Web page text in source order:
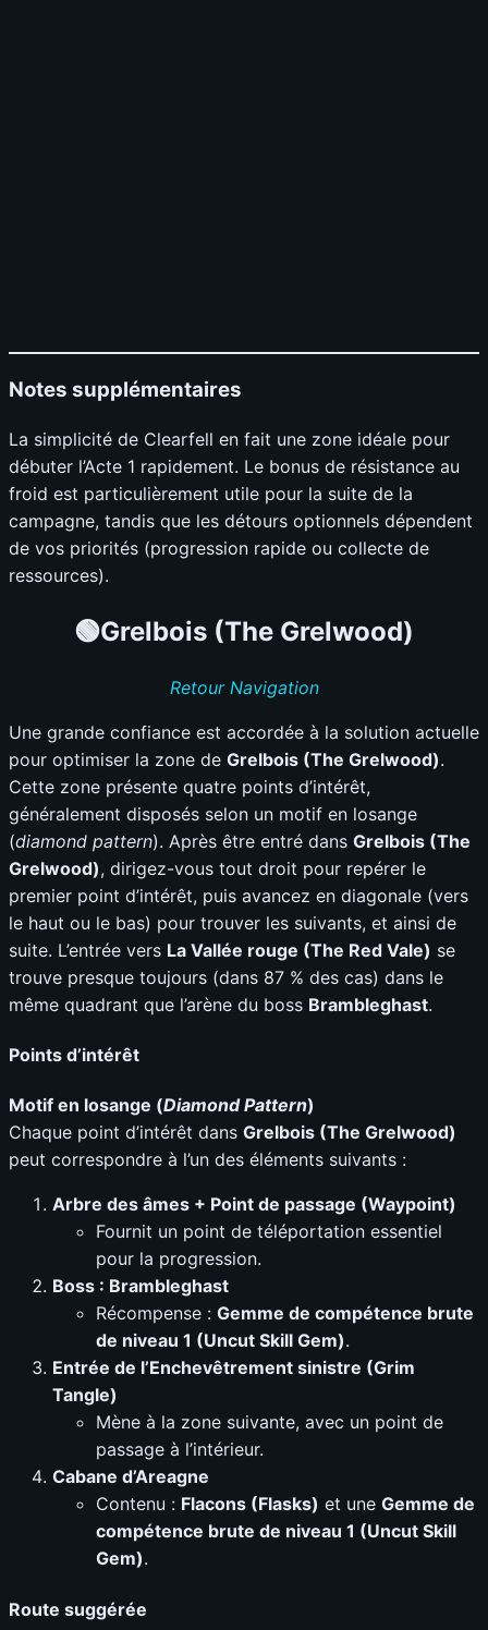
Notes supplémentaires
La simplicité de Clearfell en fait une zone idéale pour
débuter l’Acte 1 rapidement. Le bonus de résistance au
froid est particulièrement utile pour la suite de la
campagne, tandis que les détours optionnels dépendent
de vos priorités (progression rapide ou collecte de
ressources).
🟢Grelbois (The Grelwood)
Retour Navigation
Une grande confiance est accordée à la solution actuelle
pour optimiser la zone de Grelbois (The Grelwood).
Cette zone présente quatre points d’intérêt,
généralement disposés selon un motif en losange
(diamond pattern). Après être entré dans Grelbois (The
Grelwood), dirigez-vous tout droit pour repérer le
premier point d’intérêt, puis avancez en diagonale (vers
le haut ou le bas) pour trouver les suivants, et ainsi de
suite. L’entrée vers La Vallée rouge (The Red Vale) se
trouve presque toujours (dans 87 % des cas) dans le
même quadrant que l’arène du boss Brambleghast.
Points d’intérêt
Motif en losange (Diamond Pattern)
Chaque point d’intérêt dans Grelbois (The Grelwood)
peut correspondre à l’un des éléments suivants :
Arbre des âmes + Point de passage (Waypoint)
Fournit un point de téléportation essentiel
pour la progression.
Boss : Brambleghast
Récompense : Gemme de compétence brute
de niveau 1 (Uncut Skill Gem).
Entrée de l’Enchevêtrement sinistre (Grim
Tangle)
Mène à la zone suivante, avec un point de
passage à l’intérieur.
Cabane d’Areagne
Contenu : Flacons (Flasks) et une Gemme de
compétence brute de niveau 1 (Uncut Skill
Gem).
Route suggérée